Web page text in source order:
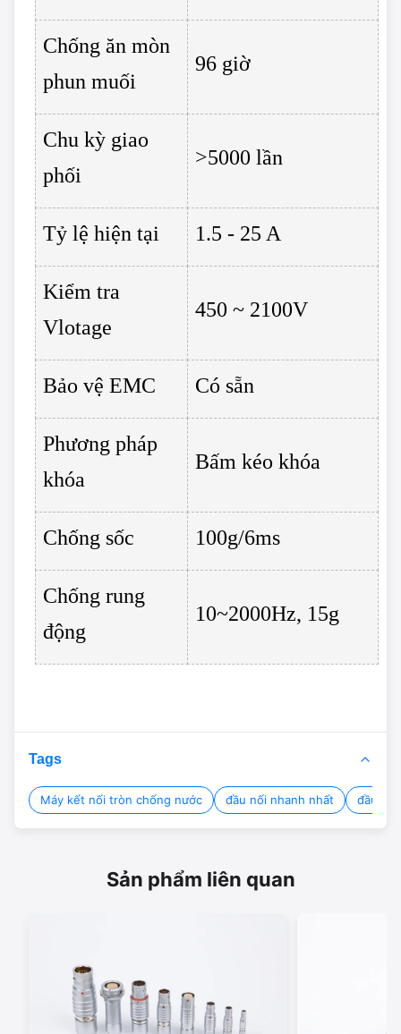
Chống ăn mòn
phun muối
96 giờ
Chu kỳ giao
phối
>5000 lần
Tỷ lệ hiện tại 1.5 - 25 A
Kiểm tra
Vlotage
450 ~ 2100V
Bảo vệ EMC Có sẵn
Phương pháp
khóa
Bấm kéo khóa
Chống sốc 100g/6ms
Chống rung
động
10~2000Hz, 15g
Tags
Máy kết nối tròn chống nước đầu nối nhanh nhất đầu
Sản phẩm liên quan